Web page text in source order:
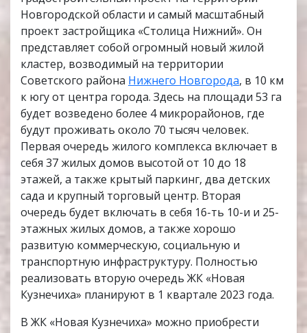
Новгородской области и самый масштабный
проект застройщика «Столица Нижний». Он
представляет собой огромный новый жилой
кластер, возводимый на территории
Советского района Нижнего Новгорода, в 10 км
к югу от центра города. Здесь на площади 53 га
будет возведено более 4 микрорайонов, где
будут проживать около 70 тысяч человек.
Первая очередь жилого комплекса включает в
себя 37 жилых домов высотой от 10 до 18
этажей, а также крытый паркинг, два детских
сада и крупный торговый центр. Вторая
очередь будет включать в себя 16-ть 10-и и 25-
этажных жилых домов, а также хорошо
развитую коммерческую, социальную и
транспортную инфраструктуру. Полностью
реализовать вторую очередь ЖК «Новая
Кузнечиха» планируют в 1 квартале 2023 года.
В ЖК «Новая Кузнечиха» можно приобрести